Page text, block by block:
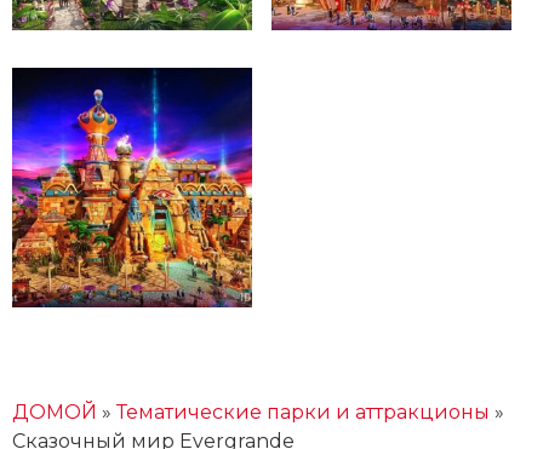
ДОМОЙ »Тематические парки и аттракционы »
Сказочный мир Evergrande